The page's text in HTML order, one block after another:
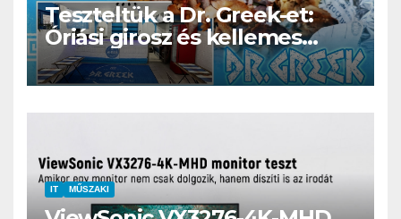
Teszteltük a Dr. Greek-et:
Óriási girosz és kellemes
kerthelyiség Csepel szívében
IT MŰSZAKI